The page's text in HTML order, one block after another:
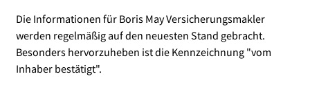
Die Informationen für Boris May Versicherungsmakler
werden regelmäßig auf den neuesten Stand gebracht.
Besonders hervorzuheben ist die Kennzeichnung "vom
Inhaber bestätigt".